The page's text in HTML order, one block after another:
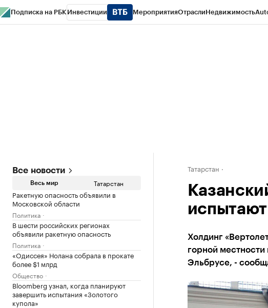
Подписка на РБК Инвестиции МероприятияОтраслиНедвижимость
Все новости
Весь мир Татарстан
Ракетную опасность объявили в
Московской области
Политика
В шести российских регионах
объявили ракетную опасность
Политика
«Одиссея» Нолана собрала в прокате
более $1 млрд
Общество
Bloomberg узнал, когда планируют
завершить испытания «Золотого
купола»
Татарстан
Холдинг
горной местности
Эльбрусе, -